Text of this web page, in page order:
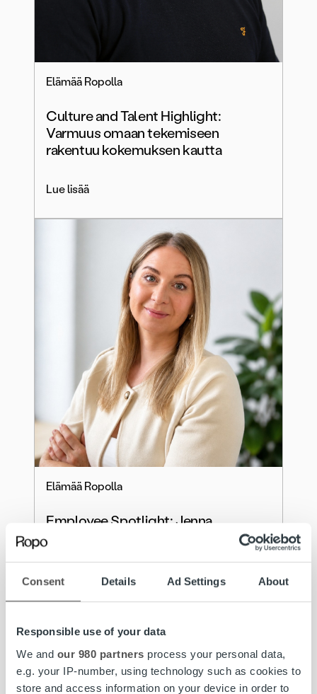
Consent Details Ad Settings About
Responsible use of your data
We and our 980 partners process your personal data,
e.g. your IP-number, using technology such as cookies to
store and access information on your device in order to
Elämää Ropolla
Culture and Talent Highlight:
Varmuus omaan tekemiseen
rakentuu kokemuksen kautta
Lue lisää
Elämää Ropolla
Employee Spotlight: Jenna
Sopanen, People Coordinator
Lue lisää